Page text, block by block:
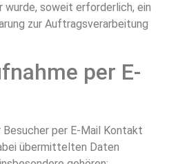
soweit erforderlich, ein
zur Auftragsverarbeitung
per E-
Besucher per E-Mail Kontakt
übermittelten Daten